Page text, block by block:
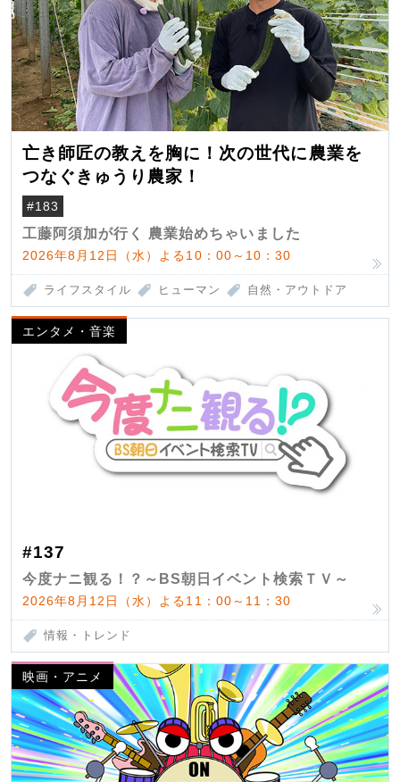
亡き師匠の教えを胸に！次の世代に農業を
つなぐきゅうり農家！
#183
工藤阿須加が行く 農業始めちゃいました
2026年8月12日（水）よる10：00～10：30
ライフスタイル ヒューマン 自然・アウトドア
エンタメ・音楽
#137
今度ナニ観る！？～BS朝日イベント検索ＴＶ～
2026年8月12日（水）よる11：00～11：30
情報・トレンド
映画・アニメ